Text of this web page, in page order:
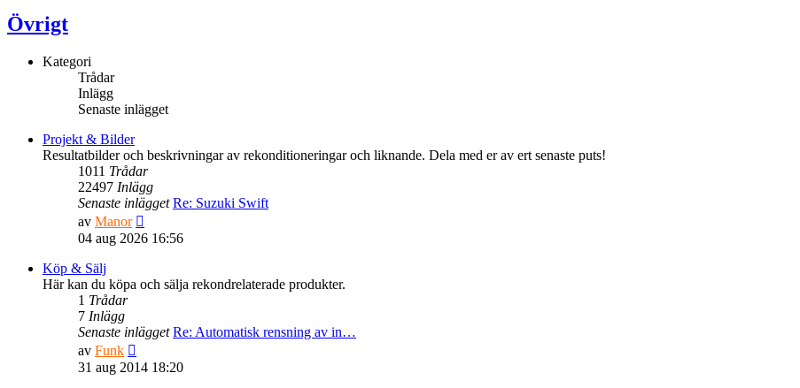
Övrigt
Kategori
Trådar
Inlägg
Senaste inlägget
Projekt & Bilder
Resultatbilder och beskrivningar av rekonditioneringar och liknande. Dela med er av ert senaste puts!
1011 Trådar
22497 Inlägg
Senaste inlägget Re: Suzuki Swift
av Manor
till
inlägget
04 aug 2026 16:56
Köp & Sälj
Här kan du köpa och sälja rekondrelaterade produkter.
1 Trådar
7 Inlägg
Senaste inlägget Re: Automatisk rensning av in…
av Funk
till
31 aug 2014 18:20